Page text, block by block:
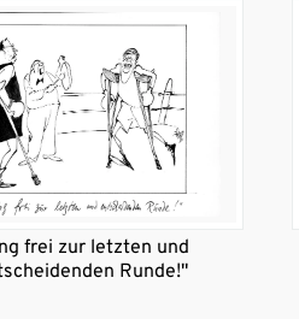
frei zur letzten und
Runde!"